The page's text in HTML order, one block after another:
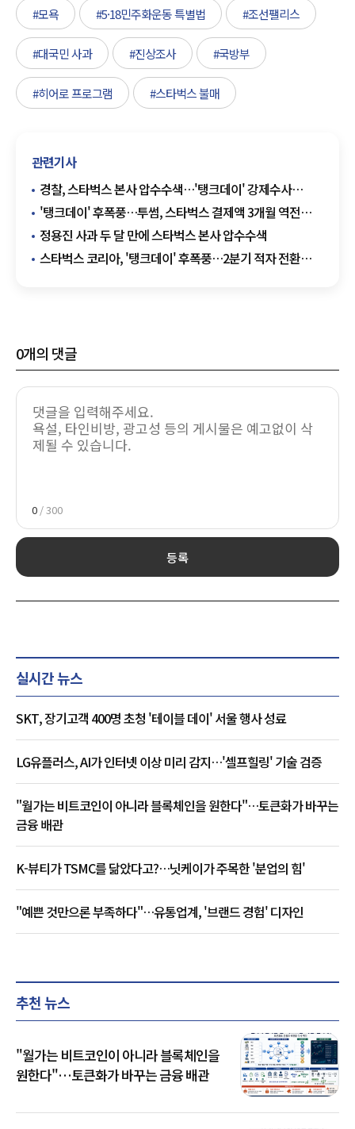
#모욕 #5·18민주화운동 특별법 #조선팰리스
#대국민 사과 #진상조사 #국방부
#히어로 프로그램 #스타벅스 불매
관련기사
경찰, 스타벅스 본사 압수수색…'탱크데이' 강제수사
본격화
'탱크데이' 후폭풍…투썸, 스타벅스 결제액 3개월 역전
이어가
정용진 사과 두 달 만에 스타벅스 본사 압수수색
스타벅스 코리아, '탱크데이' 후폭풍…2분기 적자 전환
0개의 댓글
0 / 300
등록
실시간 뉴스
SKT, 장기고객 400명 초청 '테이블 데이' 서울 행사 성료
LG유플러스, AI가 인터넷 이상 미리 감지…'셀프힐링' 기술 검증
"월가는 비트코인이 아니라 블록체인을 원한다"…토큰화가 바꾸는
금융 배관
K-뷰티가 TSMC를 닮았다고?…닛케이가 주목한 '분업의 힘'
"예쁜 것만으론 부족하다"…유통업계, '브랜드 경험' 디자인
추천 뉴스
"월가는 비트코인이 아니라 블록체인을
원한다"…토큰화가 바꾸는 금융 배관